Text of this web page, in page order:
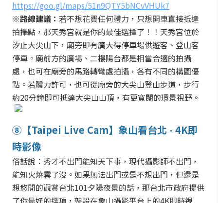
https://goo.gl/maps/51n9QTY5bNCvVHUk7
※路線建議： 若不想花費任何體力，只想開車直接抵達
拍攝點，那天秀宮就是你的最佳選擇了！！天秀宮位於
汐止大尖山下，廟旁即有廣大得停車場供遊客、登山客
停車。廟前方的廣場、二樓陽台都是相當合適的拍攝
處，也可在廟旁的馬路轉彎處拍攝，各有不同的構圖優
點。若體力許可，也可從廟旁的大尖山登山步道，步行
約20分鐘即可抵達大尖山山頂，有更寬闊的環景視野。
⑧【Taipei Live Cam】象山看台北 - 4K即
時影像
俗話說：秀才不出門能知天下事，現代攝影師不出門，
能知火燒雲了沒。如果無法出門或是不想出門，但還是
想悠閒的觀賞台北101夕陽夜景的話，那台北市政府提供
了你最好的選項，架設在象山攝影平台上的4K即時視